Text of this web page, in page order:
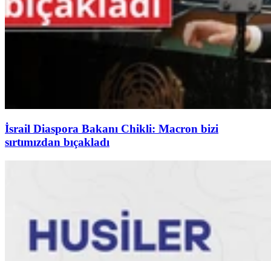
İsrail Diaspora Bakanı Chikli: Macron bizi
sırtımızdan bıçakladı